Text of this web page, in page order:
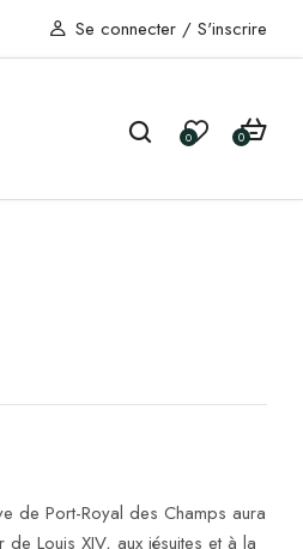
Se connecter / S'inscrire
0 0
de Port-Royal des Champs aura
Louis XIV, aux jésuites et à la